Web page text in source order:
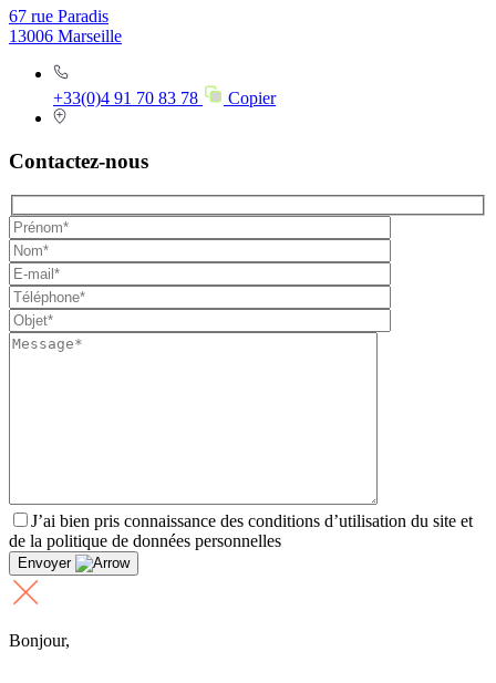
67 rue Paradis
13006 Marseille
+33(0)4 91 70 83 78 Copier
Contactez-nous
J’ai bien pris connaissance des conditions d’utilisation du site et
de la politique de données personnelles
Envoyer
Bonjour,